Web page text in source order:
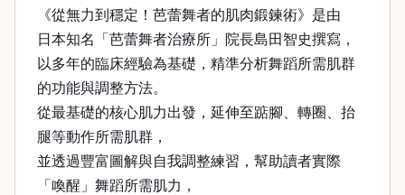
《從無力到穩定！芭蕾舞者的肌肉鍛鍊術》是由
日本知名「芭蕾舞者治療所」院長島田智史撰寫，
以多年的臨床經驗為基礎，精準分析舞蹈所需肌群
的功能與調整方法。
從最基礎的核心肌力出發，延伸至踮腳、轉圈、抬
腿等動作所需肌群，
並透過豐富圖解與自我調整練習，幫助讀者實際
「喚醒」舞蹈所需肌力，